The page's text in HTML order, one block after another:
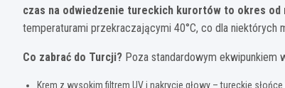
czas na odwiedzenie tureckich kurortów to okres od
temperaturami przekraczającymi 40°C, co dla niektórych
Co zabrać do Turcji? Poza standardowym ekwipunkiem
Krem z wysokim filtrem UV i nakrycie głowy – tureckie